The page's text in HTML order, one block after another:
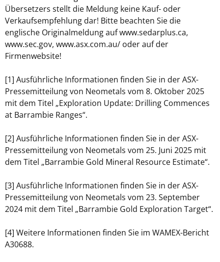
Übersetzers stellt die Meldung keine Kauf- oder
Verkaufsempfehlung dar! Bitte beachten Sie die
englische Originalmeldung auf www.sedarplus.ca,
www.sec.gov, www.asx.com.au/ oder auf der
Firmenwebsite!
[1] Ausführliche Informationen finden Sie in der ASX-
Pressemitteilung von Neometals vom 8. Oktober 2025
mit dem Titel „Exploration Update: Drilling Commences
at Barrambie Ranges“.
[2] Ausführliche Informationen finden Sie in der ASX-
Pressemitteilung von Neometals vom 25. Juni 2025 mit
dem Titel „Barrambie Gold Mineral Resource Estimate“.
[3] Ausführliche Informationen finden Sie in der ASX-
Pressemitteilung von Neometals vom 23. September
2024 mit dem Titel „Barrambie Gold Exploration Target“.
[4] Weitere Informationen finden Sie im WAMEX-Bericht
A30688.